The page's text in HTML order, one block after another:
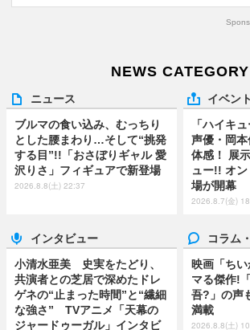
NEWS CATEGORY
ニュース
ブルマの食い込み、むっちり
とした腰まわり…そして“挑発
する目”!!「おさぼりギャル 愛
沢りさ」フィギュアで新登場
2026.8.8(土) 22:37
イベン
「ハイキ
声優・岡
体感！ 展
ュー!! オ
場が開幕
2026.8.7(金)
インタビュー
小清水亜美 史実をたどり、
共演者との芝居で深めたドレ
ゲネの“止まった時間”と“繊細
な強さ” TVアニメ「天幕の
ジャードゥーガル」インタビ
コラム
映画「ち
マる傑作!
吾?」の声
満載
2026.8.8(土)